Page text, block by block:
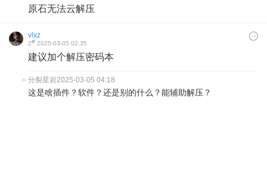
原石无法云解压
vlxz
2# 2025-03-05 02:35
建议加个解压密码本
分裂星岩2025-03-05 04:18
这是啥插件？软件？还是别的什么？能辅助解压？